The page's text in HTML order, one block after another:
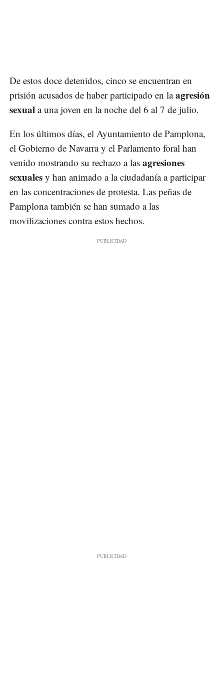
De estos doce detenidos, cinco se encuentran en
prisión acusados de haber participado en laagresión
sexual a una joven en la noche del 6 al 7 de julio.
En los últimos días, el Ayuntamiento de Pamplona,
el Gobierno de Navarra y el Parlamento foral han
venido mostrando su rechazo a las agresiones
sexuales y han animado a la ciudadanía a participar
en las concentraciones de protesta. Las peñas de
Pamplona también se han sumado a las
movilizaciones contra estos hechos.